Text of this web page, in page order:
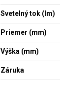
Svetelný tok (lm)
Priemer (mm)
Výška (mm)
Záruka